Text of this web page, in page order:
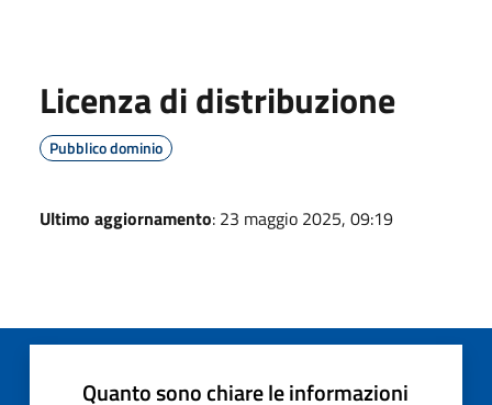
Licenza di distribuzione
Pubblico dominio
Ultimo aggiornamento: 23 maggio 2025, 09:19
Quanto sono chiare le informazioni